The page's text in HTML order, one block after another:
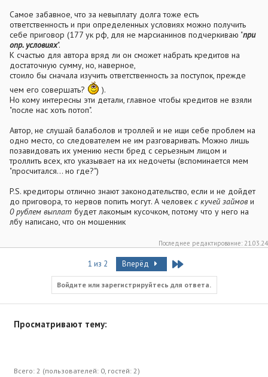
Самое забавное, что за невыплату долга тоже есть
ответственность и при определенных условиях можно получить
себе приговор (177 ук рф, для не марсианинов подчеркиваю "при
опр. условиях".
К счастью для автора вряд ли он сможет набрать кредитов на
достаточную сумму, но, наверное,
стоило бы сначала изучить ответственность за поступок, прежде
чем его совершать?
).
Но кому интересны эти детали, главное чтобы кредитов не взяли
"после нас хоть потоп".
Автор, не слушай балаболов и троллей и не ищи себе проблем на
одно место, со следователем не им разговаривать. Можно лишь
позавидовать их умению нести бред с серьезным лицом и
троллить всех, кто указывает на их недочеты (вспоминается мем
"просчитался... но где?")
P.S. кредиторы отлично знают законодательство, если и не дойдет
до приговора, то нервов попить могут. А человек с кучей займов и
0 рублем выплат будет лакомым кусочком, потому что у него на
лбу написано, что он мошенник
Последнее редактирование: 21.03.24
1 из 2 Вперёд Last
Войдите или зарегистрируйтесь для ответа.
Просматривают тему:
Всего: 2 (пользователей: 0, гостей: 2)